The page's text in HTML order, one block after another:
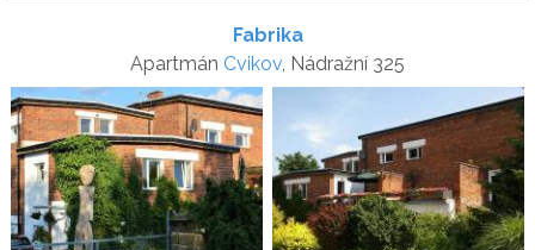
Fabrika
Apartmán Cvikov , Nádražní 325